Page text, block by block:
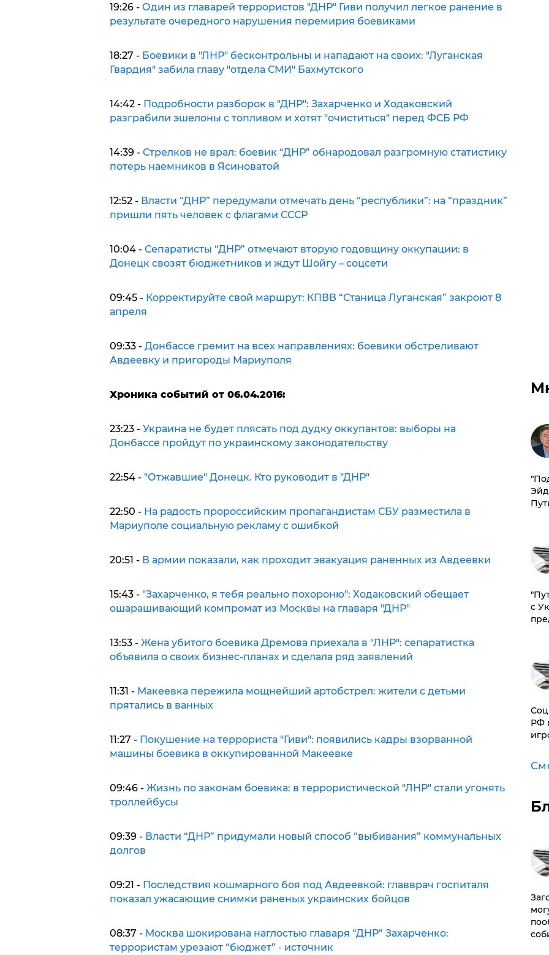
19:26 - Один из главарей террористов "ДНР" Гиви получил легкое ранение в
результате очередного нарушения перемирия боевиками
18:27 -Боевики в "ЛНР" бесконтрольны и нападают на своих: "Луганская
Гвардия" забила главу "отдела СМИ" Бахмутского
14:42 - Подробности разборок в "ДНР": Захарченко и Ходаковский
разграбили эшелоны с топливом и хотят "очиститься" перед ФСБ РФ
14:39 - Стрелков не врал: боевик “ДНР” обнародовал разгромную статистику
потерь наемников в Ясиноватой
12:52 - Власти “ДНР” передумали отмечать день “республики”: на “праздник”
пришли пять человек с флагами СССР
10:04 - Сепаратисты “ДНР” отмечают вторую годовщину оккупации: в
Донецк свозят бюджетников и ждут Шойгу – соцсети
09:45 - Корректируйте свой маршрут: КПВВ “Станица Луганская” закроют 8
апреля
09:33 - Донбассе гремит на всех направлениях: боевики обстреливают
Авдеевку и пригороды Мариуполя
Хроника событий от 06.04.2016:
23:23 - Украина не будет плясать под дудку оккупантов: выборы на
Донбассе пройдут по украинскому законодательству
22:54 - "Отжавшие" Донецк. Кто руководит в "ДНР"
22:50 - На радость пророссийским пропагандистам СБУ разместила в
Мариуполе социальную рекламу с ошибкой
20:51 - В армии показали, как проходит эвакуация раненных из Авдеевки
15:43 - "Захарченко, я тебя реально похороню": Ходаковский обещает
ошарашивающий компромат из Москвы на главаря "ДНР"
13:53 - Жена убитого боевика Дремова приехала в "ЛНР": сепаратистка
объявила о своих бизнес-планах и сделала ряд заявлений
11:31 - Макеевка пережила мощнейший артобстрел: жители с детьми
прятались в ванных
11:27 - Покушение на террориста "Гиви": появились кадры взорванной
машины боевика в оккупированной Макеевке
09:46 - Жизнь по законам боевика: в террористической "ЛНР" стали угонять
троллейбусы
09:39 - Власти “ДНР” придумали новый способ “выбивания” коммунальных
долгов
09:21 - Последствия кошмарного боя под Авдеевкой: главврач госпиталя
показал ужасающие снимки раненых украинских бойцов
08:37 - Москва шокирована наглостью главаря “ДНР” Захарченко:
террористам урезают “бюджет” - источник
с
РФ